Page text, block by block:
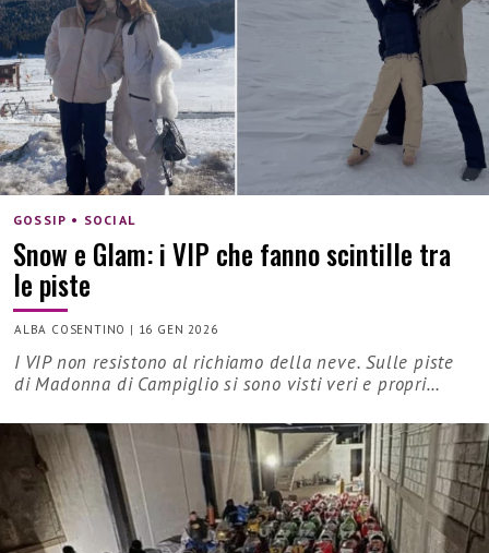
GOSSIP • SOCIAL
Snow e Glam: i VIP che fanno scintille tra
le piste
ALBA COSENTINO | 16 GEN 2026
I VIP non resistono al richiamo della neve. Sulle piste
di Madonna di Campiglio si sono visti veri e propri…